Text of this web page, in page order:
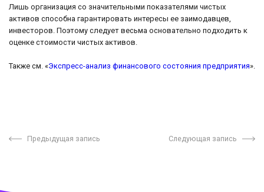
Лишь организация со значительными показателями чистых
активов способна гарантировать интересы ее заимодавцев,
инвесторов. Поэтому следует весьма основательно подходить к
оценке стоимости чистых активов.
Также см. «Экспресс-анализ финансового состояния предприятия».
Предыдущая запись Следующая запись